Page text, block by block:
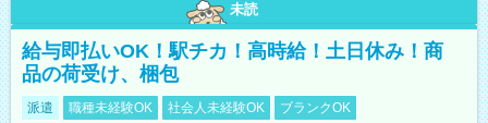
未読
給与即払いOK！駅チカ！高時給！土日休み！商
品の荷受け、梱包
派遣 職種未経験OK 社会人未経験OK
ブランクOK